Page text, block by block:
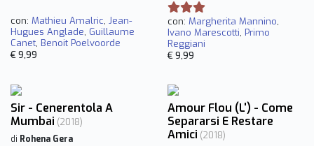
con: Mathieu Amalric, Jean-
Hugues Anglade, Guillaume
Canet, Benoit Poelvoorde
€ 9,99
con: Margherita Mannino,
Ivano Marescotti, Primo
Reggiani
€ 9,99
Sir - Cenerentola A
Mumbai (2018)
di Rohena Gera
Amour Flou (L') - Come
Separarsi E Restare
Amici (2018)